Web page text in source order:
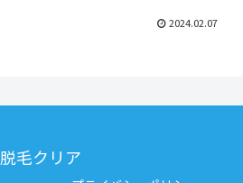
2024.02.07
脱毛クリア